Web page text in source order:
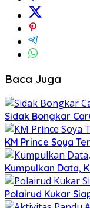
Baca Juga
Sidak Bongkar
KM Prince Soya
Kumpulkan Data,
Polairud Kukar